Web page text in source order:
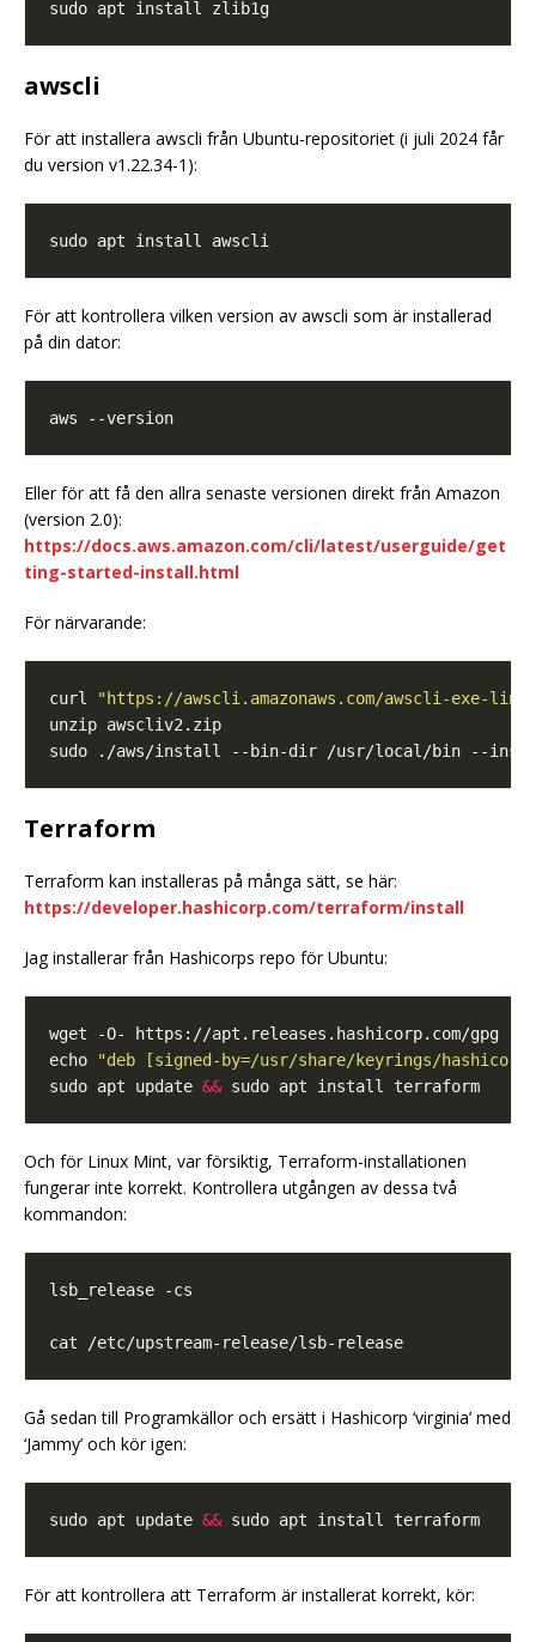
awscli
För att installera awscli från Ubuntu-repositoriet (i juli 2024 får
du version v1.22.34-1):
För att kontrollera vilken version av awscli som är installerad
på din dator:
Eller för att få den allra senaste versionen direkt från Amazon
(version 2.0):
https://docs.aws.amazon.com/cli/latest/userguide/get
ting-started-install.html
För närvarande:
curl
"https://awscli.amazonaws.com/awscli-exe-
Terraform
Terraform kan installeras på många sätt, se här:
https://developer.hashicorp.com/terraform/install
Jag installerar från Hashicorps repo för Ubuntu:
echo
"deb [signed-by=/usr/share/keyrings/
sudo apt update &&
Och för Linux Mint, var försiktig, Terraform-installationen
fungerar inte korrekt. Kontrollera utgången av dessa två
kommandon:
Gå sedan till Programkällor och ersätt i Hashicorp ‘virginia’ med
‘Jammy’ och kör igen:
sudo apt update &&
För att kontrollera att Terraform är installerat korrekt, kör: